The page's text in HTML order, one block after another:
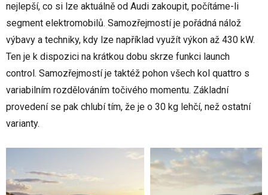
nejlepší, co si lze aktuálně od Audi zakoupit, počítáme-li
segment elektromobilů. Samozřejmostí je pořádná nálož
výbavy a techniky, kdy lze například využít výkon až 430 kW.
Ten je k dispozici na krátkou dobu skrze funkci launch
control. Samozřejmostí je taktéž pohon všech kol quattro s
variabilním rozdělováním točivého momentu. Základní
provedení se pak chlubí tím, že je o 30 kg lehčí, než ostatní
varianty.